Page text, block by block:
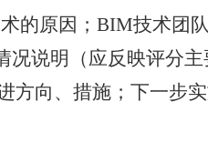
的原因； BIM技术团
况说明（应反映评分
方向、措施；下一步